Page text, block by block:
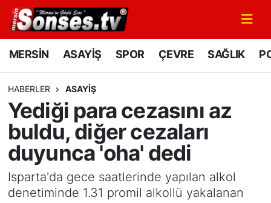
MERSİN ASAYİŞ SPOR ÇEVRE SAĞLIK
HABERLER ASAYİŞ
Yediği para cezasını az
buldu, diğer cezaları
duyunca 'oha' dedi
Isparta'da gece saatlerinde yapılan alkol
denetiminde 1.31 promil alkollü yakalanan
MERSİN
SPOR
GÜNÜN MANŞETİ
DÜNYA
KÜLTÜR - SANAT
Mersin Nöbetçi Eczaneler
Mersin Namaz Vakitleri
Mersin Trafik Yoğunluk Haritası
Süper Lig Puan Durumu ve Fikstür
Tüm Manşetler